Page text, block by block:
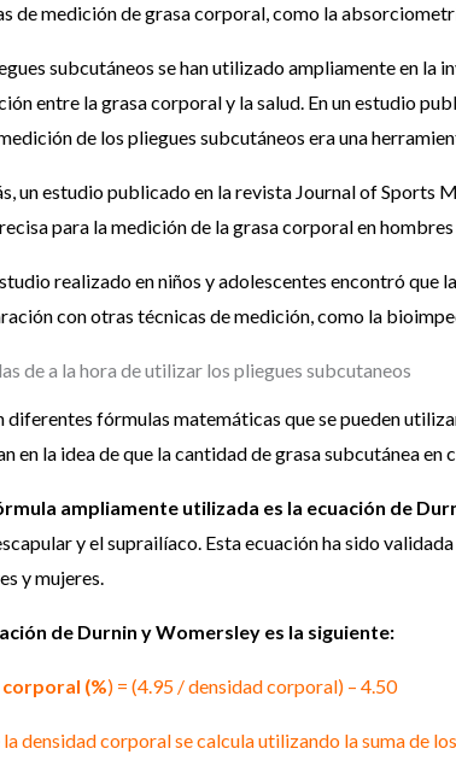
de medición de grasa corporal, como la
subcutáneos se han utilizado ampliamente en
entre la grasa corporal y la salud. En un estudio
de los pliegues subcutáneos era una
un estudio publicado en la revista Journal of Sports
para la medición de la grasa corporal en
realizado en niños y adolescentes encontró que
con otras técnicas de medición, como la
de a la hora de utilizar los pliegues subcutaneos
diferentes fórmulas matemáticas que se pueden
en la idea de que la cantidad de grasa subcutánea
ampliamente utilizada es la ecuación de
y el suprailíaco. Esta ecuación ha sido
y mujeres.
de Durnin y Womersley es la siguiente:
corporal (%) = (4.95 / densidad corporal) – 4.50
densidad corporal se calcula utilizando la suma de